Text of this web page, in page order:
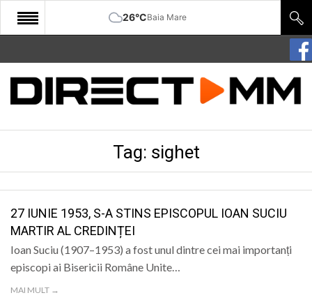
26°CBaia Mare
START
COMUNITATE
SANATATE
SPORT
SPECIAL
POLITIC
Tag: sighet
27 IUNIE 1953, S-A STINS EPISCOPUL IOAN SUCIU
MARTIR AL CREDINȚEI
Ioan Suciu (1907–1953) a fost unul dintre cei mai importanți
episcopi ai Bisericii Române Unite…
MAI MULT →